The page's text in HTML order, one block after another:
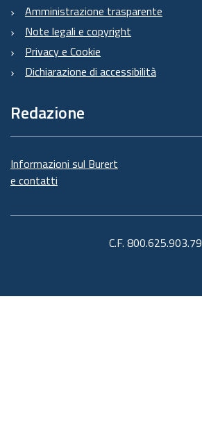
Amministrazione trasparente
Note legali e copyright
Privacy e Cookie
Dichiarazione di accessibilità
Redazione
Informazioni sul Burert
e contatti
C.F. 800.625.903.79